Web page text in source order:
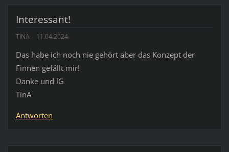
Interessant!
TINA 11.04.2024
Das habe ich noch nie gehört aber das Konzept der
Finnen gefällt mir!
Danke und lG
TinA
Antworten